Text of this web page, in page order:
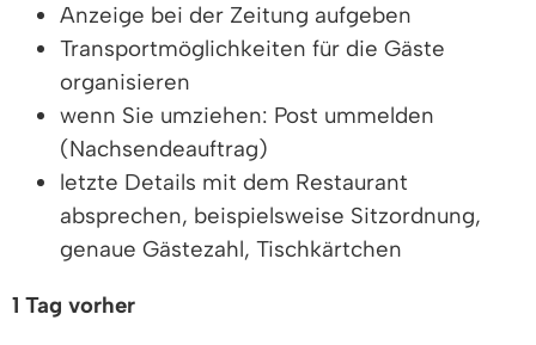
Anzeige bei der Zeitung aufgeben
Transportmöglichkeiten für die Gäste
organisieren
wenn Sie umziehen: Post ummelden
(Nachsendeauftrag)
letzte Details mit dem Restaurant
absprechen, beispielsweise Sitzordnung,
genaue Gästezahl, Tischkärtchen
1 Tag vorher